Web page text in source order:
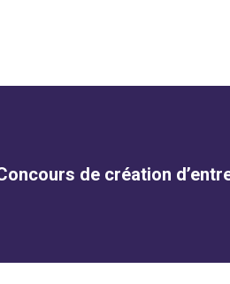
de création